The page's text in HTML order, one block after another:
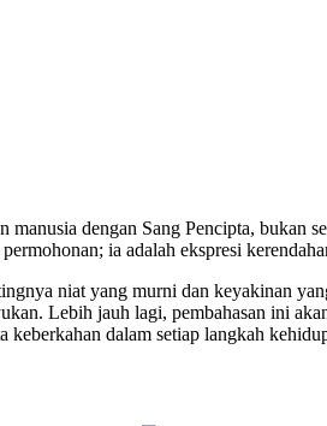
dengan Sang Pencipta,
ia adalah ekspresi
niat yang murni dan keyakinan
Lebih jauh lagi, pembahasan ini
keberkahan dalam setiap langkah